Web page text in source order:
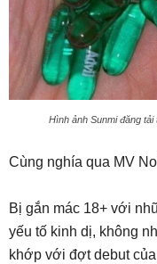
Hình ảnh Sunmi đăng
Cùng nghía qua MV
Bị gắn mác 18+ với
yếu tố kinh dị, không
khớp với đợt debut